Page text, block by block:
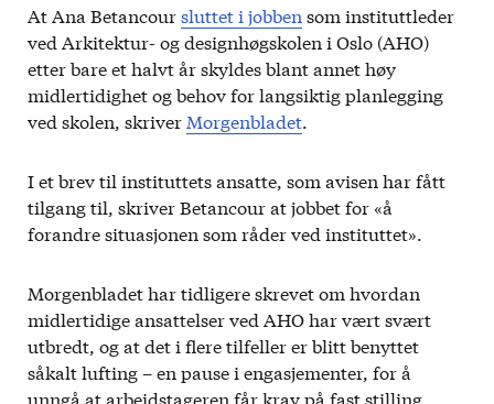
At Ana Betancoursluttet i jobben som instituttleder
ved Arkitektur- og designhøgskolen i Oslo (AHO)
etter bare et halvt år skyldes blant annet høy
midlertidighet og behov for langsiktig planlegging
ved skolen, skriver Morgenbladet.
I et brev til instituttets ansatte, som avisen har fått
tilgang til, skriver Betancour at jobbet for «å
forandre situasjonen som råder ved instituttet».
Morgenbladet har tidligere skrevet om hvordan
midlertidige ansattelser ved AHO har vært svært
utbredt, og at det i flere tilfeller er blitt benyttet
såkalt lufting – en pause i engasjementer, for å
unngå at arbeidstageren får krav på fast stilling.